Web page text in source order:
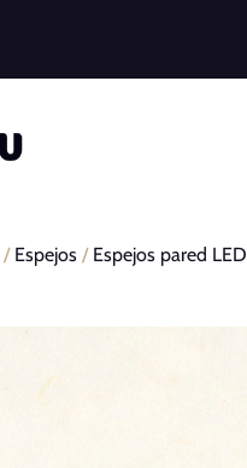
/ Espejos / Espejos pared LED